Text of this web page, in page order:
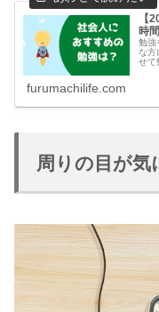
【
時
勉強
な方
せて
furumachilife.com
周りの目が気